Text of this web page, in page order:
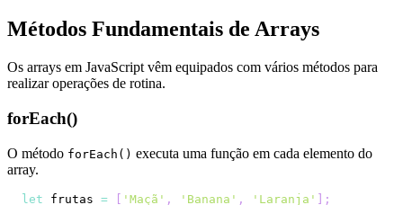
Métodos Fundamentais de Arrays
Os arrays em JavaScript vêm equipados com vários métodos para
realizar operações de rotina.
forEach()
O método forEach() executa uma função em cada elemento do
array.
let frutas = [ 'Maçã' , 'Banana' , 'Laranja' ] ;